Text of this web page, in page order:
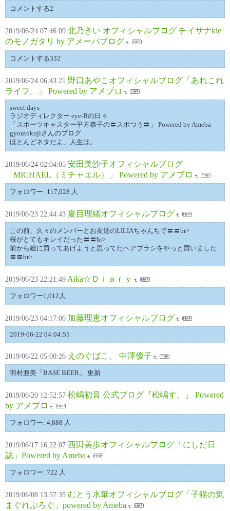
コメントする2
2019/06/24 07:46:09 北乃きい オフィシャルブログ チイサナkie
のモノガタリ by アメーバブログ
コメントする332
2019/06/24 06:43:21 野口あやこオフィシャルブログ「あれこれ
ライフ。」 Powered by アメブロ
sweet days
ラジオディレクター eye-Bの日々
「スポーツキャスター平方恭子の〓スポつう〓」 Powered by Ameba
gyoutokujiさんのブログ
ほとんどネタだよ、人生は。
2019/06/24 02:04:05 安田美沙子オフィシャルブログ
「MICHAEL（ミチャエル）」 Powered by アメブロ
フォロワー: 117,028 人
2019/06/23 22:44:43 夏目理緒オフィシャルブログ
この前、久々のメンバーとお友達のLILIAちゃんちで〓〓br>
桜がとてもキレイだった〓〓br>
前から姫に買ってあげようと思ってたヘアブラシをやっと買いました
〓〓br>
2019/06/23 22:21:49 Aika☆Ｄｉａｒｙ
フォロワー1,012人
2019/06/23 04:17:06 加藤理恵オフィシャルブログ
2019-06-22 04:04:55
2019/06/22 05:00:26 えのぐばこ。 中澤優子
羽村亜美「BASE BEER」 更新
2019/06/20 12:52:57 松嶋初音 公式ブログ『松嶋す。』 Powered
by アメブロ
フォロワー: 4,888 人
2019/06/17 16:22:07 西田美歩オフィシャルブログ「にしだ日
誌」Powered by Ameba
フォロワー: 722 人
2019/06/08 13:57:35 むとう水華オフィシャルブログ「子猫の気
まぐれぶろぐ」powered by Ameba